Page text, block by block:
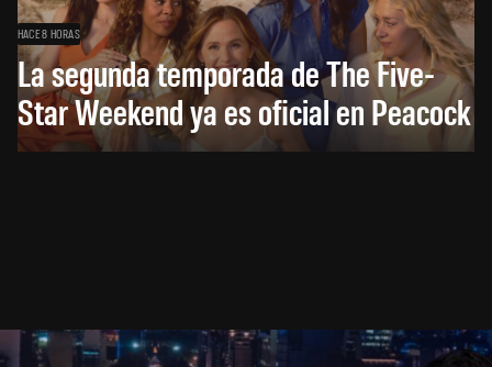
HACE 8 HORAS
La segunda temporada de The Five-
Star Weekend ya es oficial en Peacock